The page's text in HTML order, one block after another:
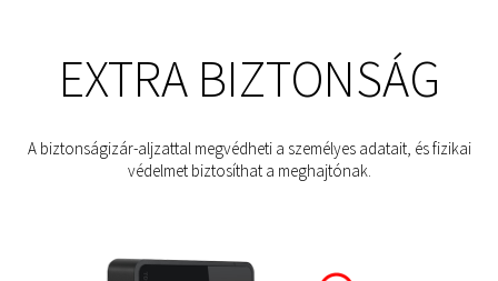
EXTRA BIZTONSÁG
A biztonságizár-aljzattal megvédheti a személyes adatait, és fizikai
védelmet biztosíthat a meghajtónak.